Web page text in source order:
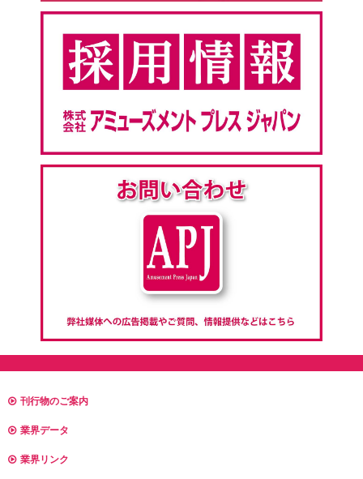
刊行物のご案内
業界データ
業界リンク